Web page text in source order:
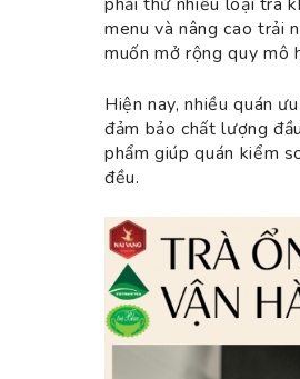
menu và nâng cao trải
muốn mở rộng quy mô
Hiện nay, nhiều quán
đảm bảo chất lượng
phẩm giúp quán kiểm
đều.